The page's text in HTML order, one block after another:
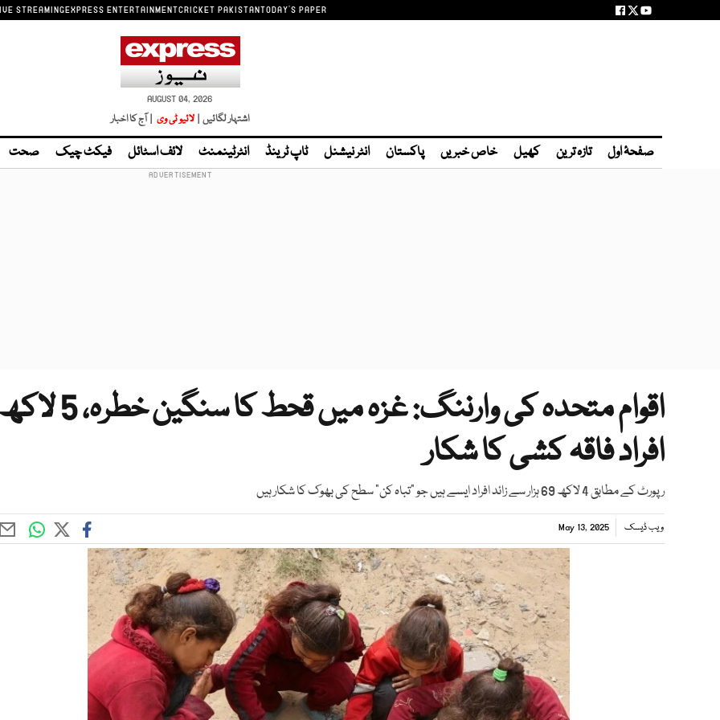
STREAMINGEXPRESS ENTERTAINMENTCRICKET PAKISTANTODAY'S PAPER
AUGUST 04, 2026
اشتہار لگائیں | لائیو ٹی وی | آج کا اخبار
صفحۂ اول تازہ ترین کھیل خاص خبریں پاکستان انٹر نیشنل ٹاپ ٹرینڈ انٹرٹینمنٹ لائف اسٹائل فیکٹ چیک صحت
اقوام متحدہ کی وارننگ: غزہ میں قحط کا سنگین
افراد فاقہ کشی کا شکار
رپورٹ کے مطابق 4 لاکھ 69 ہزار سے زائد افراد ایسے ہیں جو "تباہ کن" سطح کی بھوک کا شکار ہیں
ویب ڈیسک May 13, 2025